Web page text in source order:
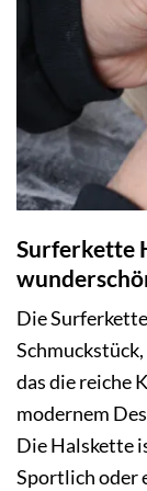
Surferkette
Die
Schmuckstück,
das die reiche
modernem
Die Halskette
Sportlich oder